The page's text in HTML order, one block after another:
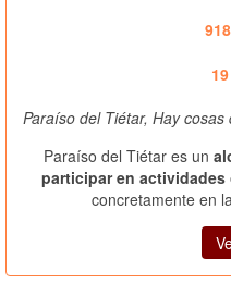
Paraíso del Tiétar, Hay
Paraíso del Tiétar es un
participar en
concretamente en